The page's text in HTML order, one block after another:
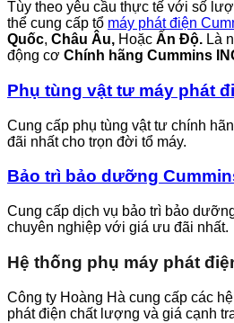
Tùy theo yêu cầu thực tế với số
thể cung cấp tổ máy phát điện
Quốc, Châu Âu, Hoặc Ấn Độ. Là
động cơ Chính hãng Cummins
Phụ tùng vật tư máy phát
Cung cấp phụ tùng vật tư chính
đãi nhất cho trọn đời tổ máy.
Bảo trì bảo dưỡng
Cung cấp dịch vụ bảo trì bảo
chuyên nghiệp với giá ưu đãi nhất.
Hệ thống phụ máy phát
Công ty Hoàng Hà cung cấp các
phát điện chất lượng và giá cạnh